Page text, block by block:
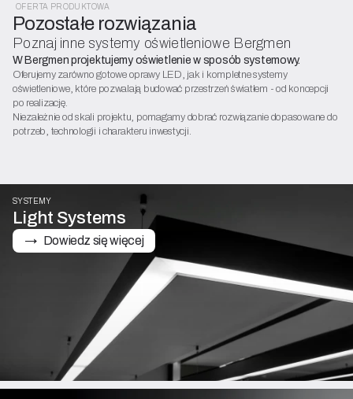
OFERTA PRODUKTOWA
Pozostałe rozwiązania
Poznaj inne systemy oświetleniowe Bergmen
W Bergmen projektujemy oświetlenie w sposób systemowy.
Oferujemy zarówno gotowe oprawy LED, jak i kompletne systemy
oświetleniowe, które pozwalają budować przestrzeń światłem - od koncepcji
po realizację.
Niezależnie od skali projektu, pomagamy dobrać rozwiązanie dopasowane do
potrzeb, technologii i charakteru inwestycji.
SYSTEMY
Light Systems
→   Dowiedz się więcej